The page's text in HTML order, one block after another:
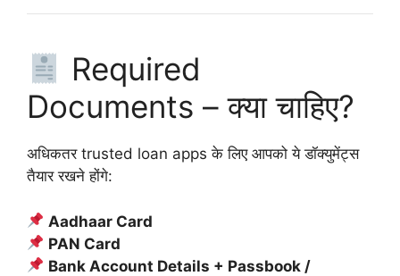
Required
Documents – क्या चाहिए?
अधिकतर trusted loan apps के लिए आपको ये डॉक्युमेंट्स
तैयार रखने होंगे:
Aadhaar Card
PAN Card
Bank Account Details + Passbook /